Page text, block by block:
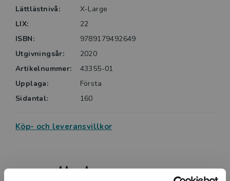
Lättlästnivå:
X-Large
LIX:
22
ISBN:
9789179492649
Utgivningsår:
2020
Artikelnummer:
43355-01
Upplaga:
Första
Sidantal:
160
Köp- och leveransvillkor
Upphovspersoner